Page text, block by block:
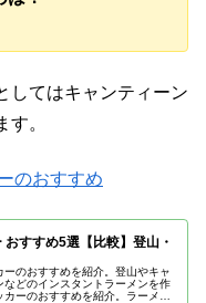
してはキャンティーン
。
のおすすめ
すすめ5選【比較】登山・
ーのおすすめを紹介。登山やキャ
などのインスタントラーメンを作
ーのおすすめを紹介。ラーメン